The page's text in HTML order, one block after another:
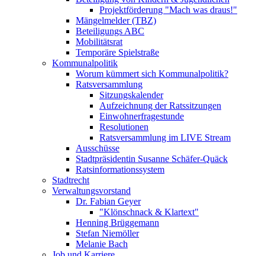
Projektförderung "Mach was draus!"
Mängelmelder (TBZ)
Beteiligungs ABC
Mobilitätsrat
Temporäre Spielstraße
Kommunalpolitik
Worum kümmert sich Kommunalpolitik?
Ratsversammlung
Sitzungskalender
Aufzeichnung der Ratssitzungen
Einwohnerfragestunde
Resolutionen
Ratsversammlung im LIVE Stream
Ausschüsse
Stadtpräsidentin Susanne Schäfer-Quäck
Ratsinformationssystem
Stadtrecht
Verwaltungsvorstand
Dr. Fabian Geyer
"Klönschnack & Klartext"
Henning Brüggemann
Stefan Niemöller
Melanie Bach